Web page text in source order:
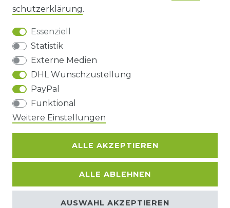
DATENSCHUTZERKLÄRUNG
BARRIEREFREIHEIT
Impressum Daten­schutz­erklärung
Barrierefreiheitserklärung
VERTRAG WIDERRUFEN Kontakt
schutz­erklärung.
Essenziell
Statistik
Externe Medien
DHL Wunschzustellung
PayPal
Funktional
Weitere Einstellungen
ALLE AKZEPTIEREN
ALLE ABLEHNEN
AUSWAHL AKZEPTIEREN